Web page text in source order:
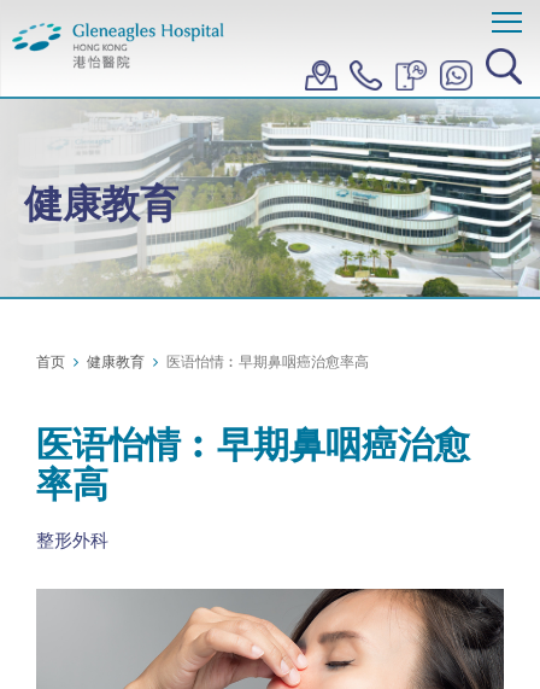
健康教育
首页 健康教育 医语怡情︰早期鼻咽癌治愈率高
医语怡情︰早期鼻咽癌治愈
率高
整形外科